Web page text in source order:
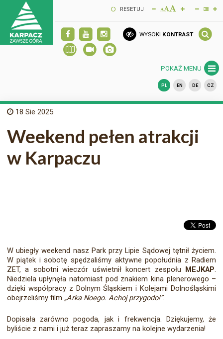
RESETUJ
WYSOKI KONTRAST
POKAŻ MENU
PL EN DE CZ
18 Sie 2025
Weekend pełen atrakcji
w Karpaczu
W ubiegły weekend nasz Park przy Lipie Sądowej tętnił życiem.
W piątek i sobotę spędzaliśmy aktywne popołudnia z Radiem
ZET, a sobotni wieczór uświetnił koncert zespołu
MEJKAP.
Niedziela upłynęła natomiast pod znakiem kina plenerowego –
dzięki współpracy z Dolnym Śląskiem i Kolejami Dolnośląskimi
obejrzeliśmy film „Arka Noego. Achoj przygodo!”.
Dopisała zarówno pogoda, jak i frekwencja. Dziękujemy, że
byliście z nami i już teraz zapraszamy na kolejne wydarzenia!